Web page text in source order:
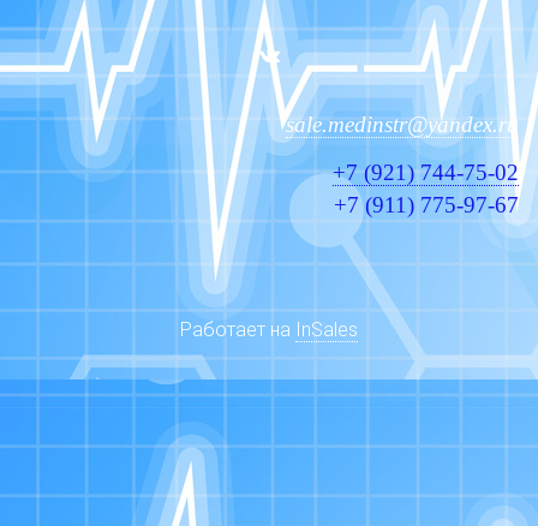
sale.medinstr@yandex.ru
+7 (921) 744-75-02
+7 (911) 775-97-67
Работает на InSales